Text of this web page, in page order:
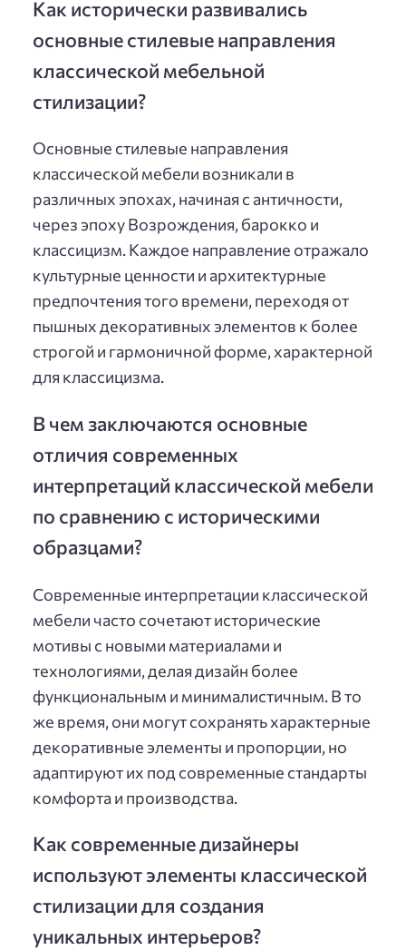
Как исторически развивались
основные стилевые направления
классической мебельной
стилизации?
Основные стилевые направления
классической мебели возникали в
различных эпохах, начиная с античности,
через эпоху Возрождения, барокко и
классицизм. Каждое направление отражало
культурные ценности и архитектурные
предпочтения того времени, переходя от
пышных декоративных элементов к более
строгой и гармоничной форме, характерной
для классицизма.
В чем заключаются основные
отличия современных
интерпретаций классической мебели
по сравнению с историческими
образцами?
Современные интерпретации классической
мебели часто сочетают исторические
мотивы с новыми материалами и
технологиями, делая дизайн более
функциональным и минималистичным. В то
же время, они могут сохранять характерные
декоративные элементы и пропорции, но
адаптируют их под современные стандарты
комфорта и производства.
Как современные дизайнеры
используют элементы классической
стилизации для создания
уникальных интерьеров?